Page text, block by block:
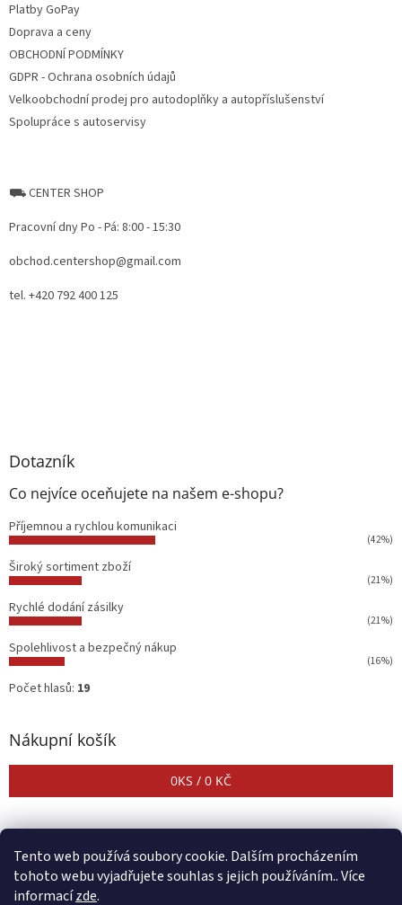
Tento web používá soubory cookie. Dalším procházením
tohoto webu vyjadřujete souhlas s jejich používáním.. Více
informacízde.
Platby GoPay
Doprava a ceny
OBCHODNÍ PODMÍNKY
GDPR - Ochrana osobních údajů
Velkoobchodní prodej pro autodoplňky a autopříslušenství
Spolupráce s autoservisy
⛟ CENTER SHOP
Pracovní dny Po - Pá: 8:00 - 15:30
obchod.centershop@gmail.com
tel. +420 792 400 125
Dotazník
Co nejvíce oceňujete na našem e-shopu?
Příjemnou a rychlou komunikaci
(42%)
Široký sortiment zboží
(21%)
Rychlé dodání zásilky
(21%)
Spolehlivost a bezpečný nákup
(16%)
Počet hlasů: 19
Nákupní košík
0KS / 0 KČ